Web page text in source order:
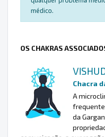
médico.
OS CHAKRAS
Chacra
A
da